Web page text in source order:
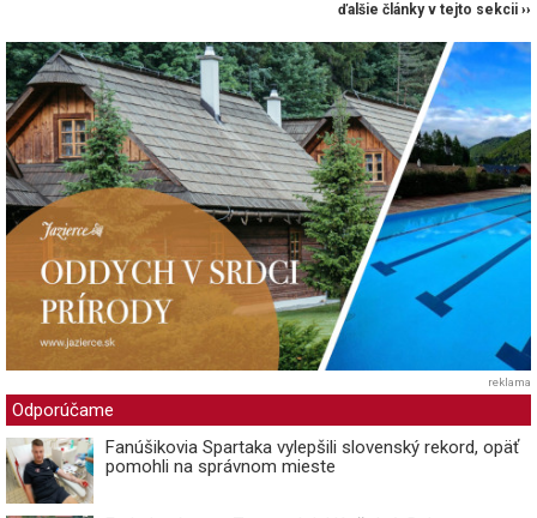
ďalšie články v tejto sekcii ››
reklama
Odporúčame
Fanúšikovia Spartaka vylepšili slovenský rekord, opäť
pomohli na správnom mieste